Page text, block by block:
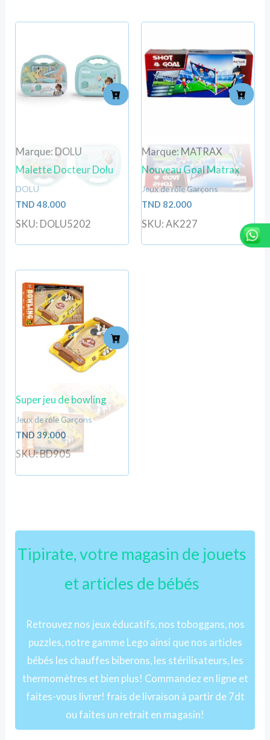
Marque: DOLU
Malette Docteur Dolu
DOLU
TND48.000
SKU: DOLU5202
Marque: MATRAX
Nouveau Goal Matrax
Jeux de rôle Garçons
TND 82.000
SKU: AK227
Super jeu de bowling
Jeux de rôle Garçons
TND39.000
SKU: BD905
Tipirate, votre magasin de jouets
et articles de bébés
Retrouvez nos jeux éducatifs, nos toboggans, nos
puzzles, notre gamme Lego ainsi que nos articles
bébés les chauffes biberons, les stérilisateurs, les
thermomètres et bien plus! Commandez en ligne et
faites-vous livrer! frais de livraison à partir de 7dt
ou faites un retrait en magasin!